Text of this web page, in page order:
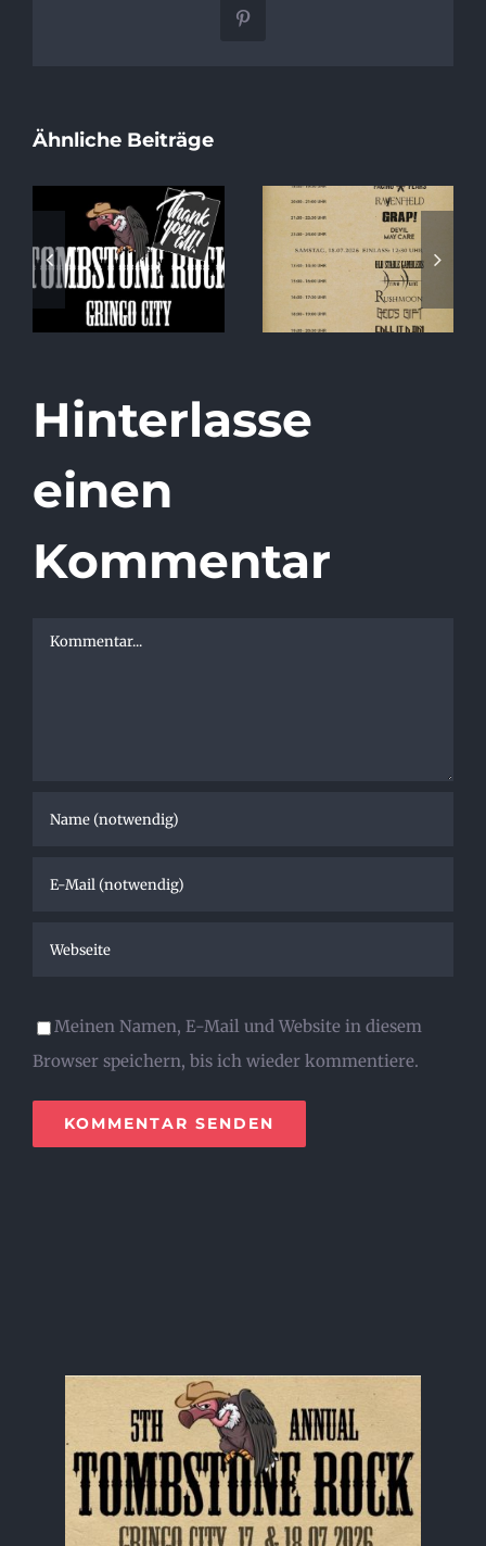
Pinterest
Ähnliche Beiträge
Running Order
2026
Special Album
Release Show
at Tombstone
Rock!
Hinterlasse
einen
Kommentar
Kommentar
Meinen Namen, E-Mail und Website in diesem
Browser speichern, bis ich wieder kommentiere.